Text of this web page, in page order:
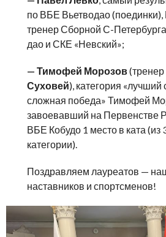
по ВБЕ Вьетводао
тренер Сборной С-
дао и СКЕ «Невский»;
— Тимофей Морозов(тренер
Суховей), категория
сложная победа» Тимофей
завоевавший на Первенстве
ВБЕ Кобудо 1 место в ката (из
категории).
Поздравляем лауреатов —
наставников и спортсменов!